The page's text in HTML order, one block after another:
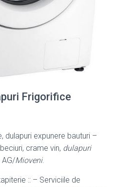
Frigorifice
dulapuri expunere bauturi –
crame vin, dulapuri
Mioveni.
:: – Serviciile de